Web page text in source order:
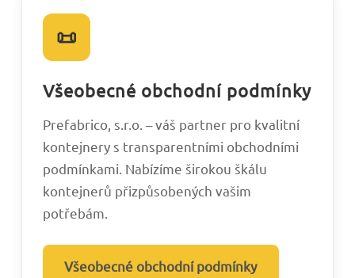
📜
Všeobecné obchodní podmínky
Prefabrico, s.r.o. – váš partner pro kvalitní
kontejnery s transparentními obchodními
podmínkami. Nabízíme širokou škálu
kontejnerů přizpůsobených vašim
potřebám.
Všeobecné obchodní podmínky